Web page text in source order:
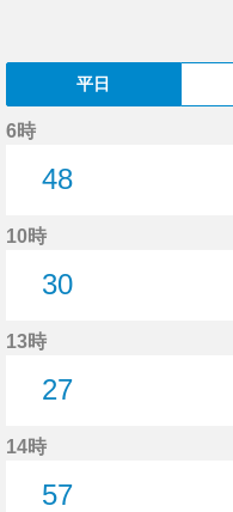
平日
6時
48
10時
30
13時
27
14時
57